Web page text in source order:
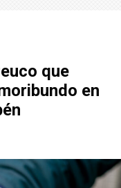
que
en